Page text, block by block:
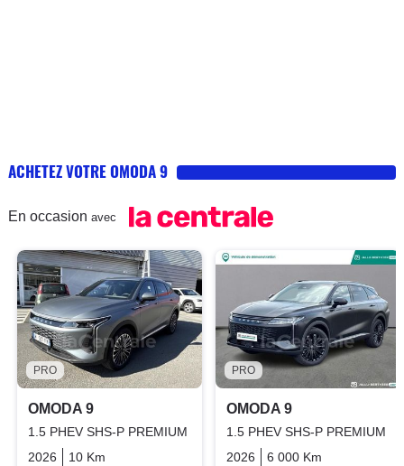
ACHETEZ VOTRE OMODA 9
En occasion avec
PRO
OMODA 9
1.5 PHEV SHS-P PREMIUM
2026
10 Km Plugin_hybrid_essence_electric
PRO
OMODA 9
1.5 PHEV SHS-P PREMIUM
2026
6 000 Km